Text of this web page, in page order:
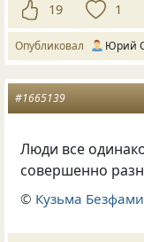
19 1
Опубликовал Юрий
#1665139
Люди все
совершенно
© Кузьма